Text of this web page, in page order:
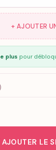
+ AJOUTER
plus pour
AJOUTER LE